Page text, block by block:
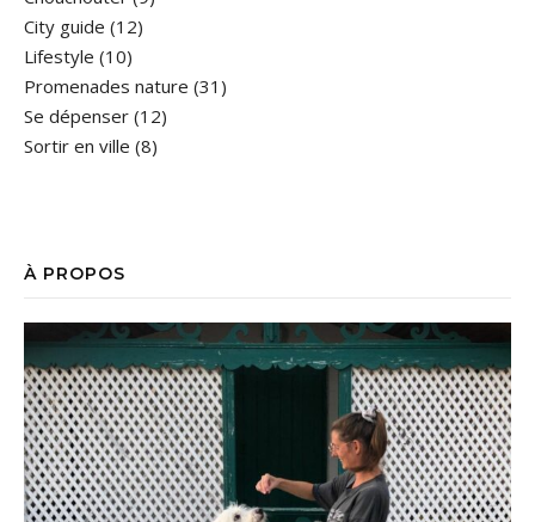
City guide (12)
Lifestyle (10)
Promenades nature (31)
Se dépenser (12)
Sortir en ville (8)
À PROPOS